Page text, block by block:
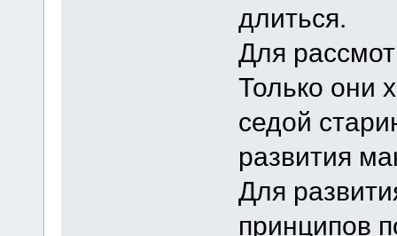
длиться.
Для
Только они
седой
развития
Для
принципов